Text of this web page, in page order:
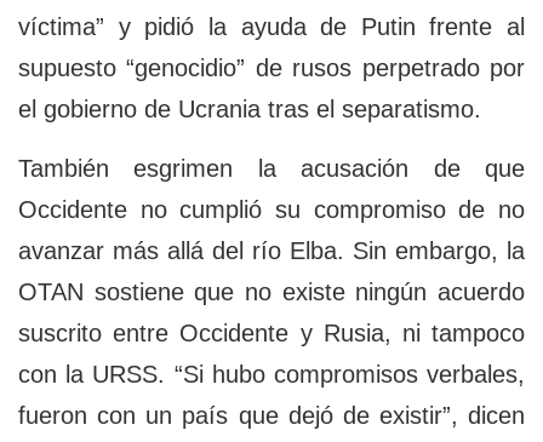
víctima” y pidió la ayuda de Putin frente al
supuesto “genocidio” de rusos perpetrado por
el gobierno de Ucrania tras el separatismo.
También esgrimen la acusación de que
Occidente no cumplió su compromiso de no
avanzar más allá del río Elba. Sin embargo, la
OTAN sostiene que no existe ningún acuerdo
suscrito entre Occidente y Rusia, ni tampoco
con la URSS. “Si hubo compromisos verbales,
fueron con un país que dejó de existir”, dicen